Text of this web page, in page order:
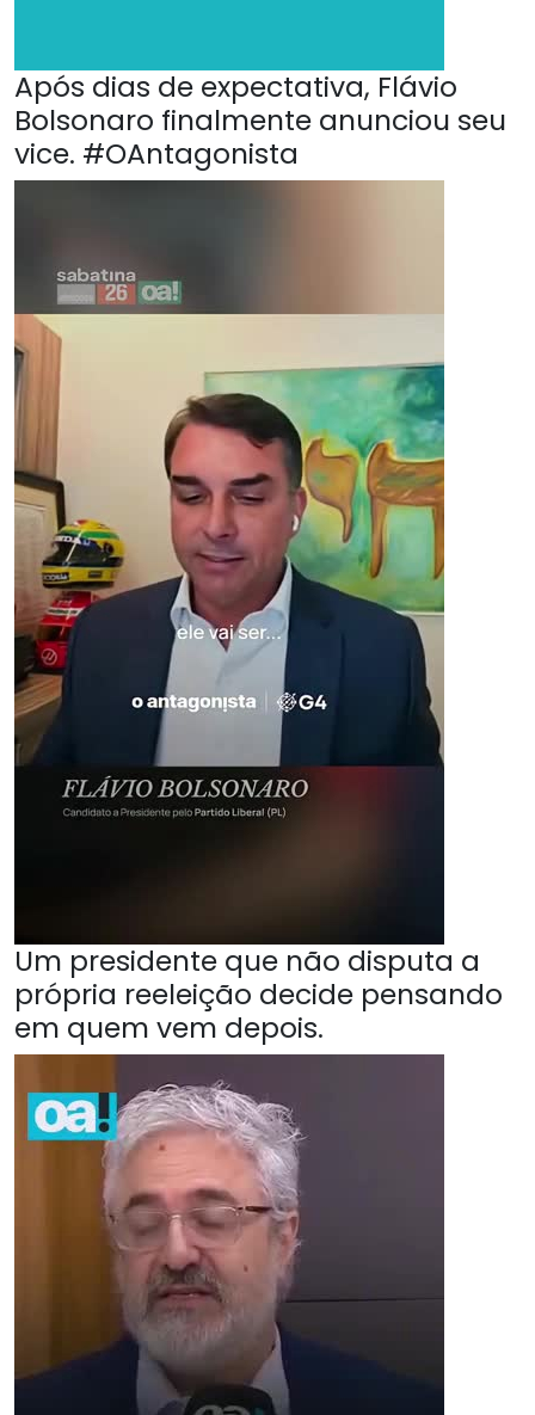
Após dias de expectativa, Flávio
Bolsonaro finalmente anunciou seu
vice. #OAntagonista
Um presidente que não disputa a
própria reeleição decide pensando
em quem vem depois.